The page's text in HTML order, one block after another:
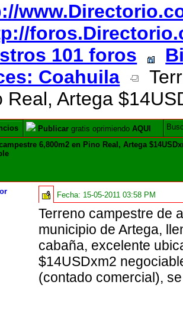
101 foros
Coahuila
Real, Artega
Publicar gratis oprimiendoAQUI
6,800m2 en Pino Real, Artega
Fecha: 15-05-2011 03:58 PM
Terreno campestre de
municipio de Artega,
cabaña, excelente
$14USDxm2
(contado comercial),